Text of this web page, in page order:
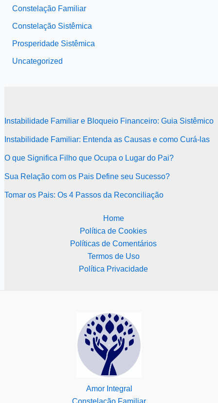
Constelação Familiar
Constelação Sistêmica
Prosperidade Sistêmica
Uncategorized
Instabilidade Familiar e Bloqueio Financeiro: Guia Sistêmico
Instabilidade Familiar: Entenda as Causas e como Curá-las
O que Significa Filho que Ocupa o Lugar do Pai?
Sua Relação com os Pais Define seu Sucesso?
Tomar os Pais: Os 4 Passos da Reconciliação
Home
Política de Cookies
Políticas de Comentários
Termos de Uso
Política Privacidade
Amor Integral